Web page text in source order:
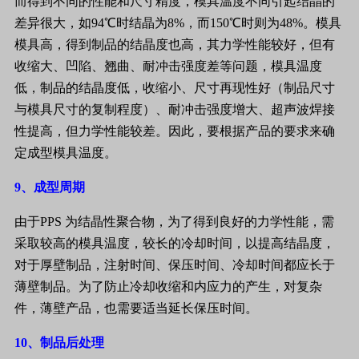
差异很大，如94℃时结晶为8% ，而150℃时则为48%。模具
模具高，得到制品的结晶度也高，其力学性能较好，但有
收缩大、凹陷、翘曲、耐冲击强度差等问题，模具温度
低，制品的结晶度低，收缩小、尺寸再现性好（制品尺寸
与模具尺寸的复制程度）、耐冲击强度增大、超声波焊接
性提高，但力学性能较差。因此，要根据产品的要求来确
定成型模具温度。
9、成型周期
由于PPS 为结晶性聚合物，为了得到良好的力学性能，需
采取较高的模具温度，较长的冷却时间，以提高结晶度，
对于厚壁制品，注射时间、保压时间、冷却时间都应长于
薄壁制品。为了防止冷却收缩和内应力的产生，对复杂
件，薄壁产品，也需要适当延长保压时间。
10、制品后处理